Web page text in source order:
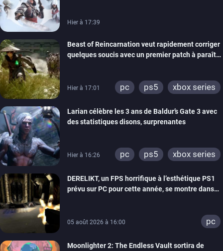
Hier à 17:39
Beast of Reincarnation veut rapidement corriger
quelques soucis avec un premier patch à paraître
Hier à 17:01 pc ps5 xbox series
Larian célèbre les 3 ans de Baldur’s Gate 3 avec
des statistiques disons, surprenantes
Hier à 16:26 pc ps5 xbox series
DERELIKT, un FPS horrifique à l’esthétique PS1
prévu sur PC pour cette année, se montre dans
05 août 2026 à 16:00 pc
Moonlighter 2: The Endless Vault sortira de